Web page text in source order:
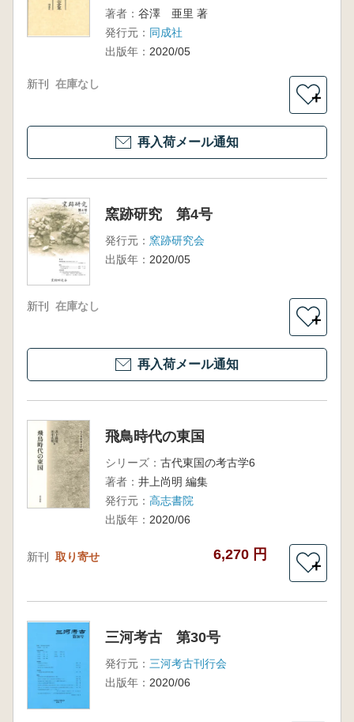
著者： 谷澤 亜里 著
発行元： 同成社
出版年： 2020/05
新刊 在庫なし
＋
再入荷メール通知
窯跡研究 第4号
発行元： 窯跡研究会
出版年： 2020/05
新刊 在庫なし
＋
再入荷メール通知
飛鳥時代の東国
シリーズ： 古代東国の考古学6
著者： 井上尚明 編集
発行元： 高志書院
出版年： 2020/06
新刊 取り寄せ 6,270 円
＋
三河考古 第30号
発行元： 三河考古刊行会
出版年： 2020/06